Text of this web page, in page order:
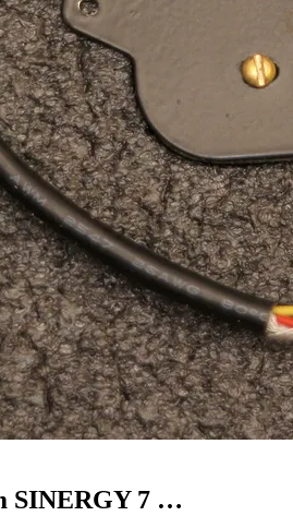
SINERGY 7 …